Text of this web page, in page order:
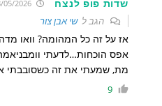
שדות פופ לנצח
הגב לשי אבן צור
אז על זה כל המהומה? וואו
אפס הוכחות…לדעתי
מת, שמעתי את זה כשסובבתי
9